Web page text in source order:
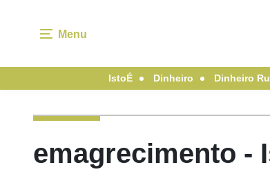
Menu
IstoÉ Dinheiro Dinheiro
emagrecimento -